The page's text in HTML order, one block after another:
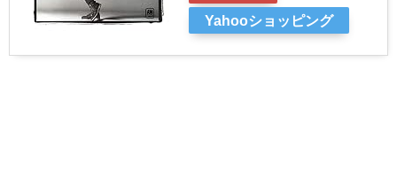
Yahooショッピング